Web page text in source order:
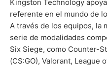
Kingston Technology
referente en el mundo de
A través de los equipos, la
serie de modalidades
Six Siege, como Counter-
(CS:GO), Valorant, League